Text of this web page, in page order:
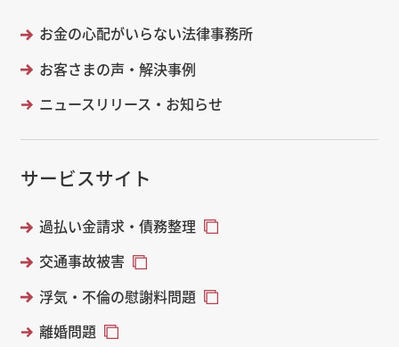
お金の心配がいらない法律事務所
お客さまの声・解決事例
ニュースリリース・お知らせ
サービスサイト
過払い金請求・債務整理
交通事故被害
浮気・不倫の慰謝料問題
離婚問題